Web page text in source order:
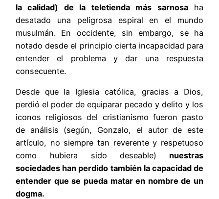
la calidad) de la teletienda más sarnosaha
desatado una peligrosa espiral en el mundo
musulmán. En occidente, sin embargo, se ha
notado desde el principio cierta incapacidad para
entender el problema y dar una respuesta
consecuente.
Desde que la Iglesia católica, gracias a Dios,
perdió el poder de equiparar pecado y delito y los
iconos religiosos del cristianismo fueron pasto
de análisis (según, Gonzalo, el autor de este
artículo, no siempre tan reverente y respetuoso
como hubiera sido deseable) nuestras
sociedades han perdido también la capacidad de
entender que se pueda matar en nombre de un
dogma.